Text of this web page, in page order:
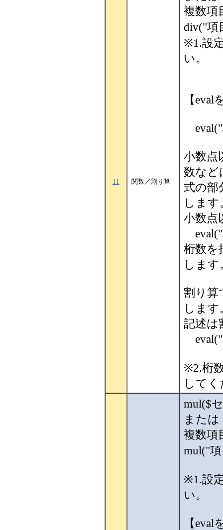
11 関数／割り算
複数項
div("
※1.設
い。
【
eval("
小数点
数など
式の部
します
小数点
eval("
桁数を
します
割り算
します
記述は
eval("
※2.桁
して
mul($
また
複数項
mul("
※1.設
い。
【